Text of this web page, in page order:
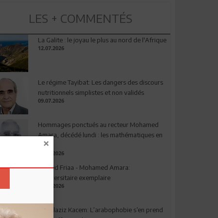
LES + COMMENTÉS
La Galite : le joyau le plus au nord de l'Afrique
12.07.2026
Le régime Tayibat: Les dangers des discours
nutritionnels simplistes et non validés
09.07.2026
Hommages ponctués au recteur Mohamed
Amara, décédé lundi : les mathématiques en
deuil
03.08.2026
Ahmed Friaa - Mohamed Amara:
l’Universitaire exemplaire
04.08.2026
Abdelaziz Kacem: L’arabophobie s’en prend